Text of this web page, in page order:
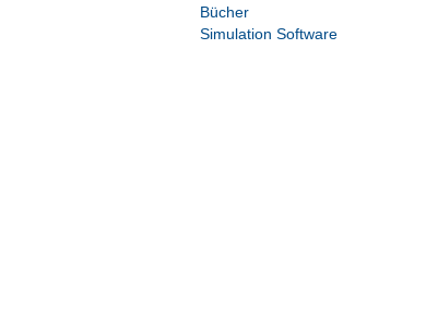
Bücher
Simulation Software